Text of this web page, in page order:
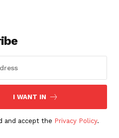
I WANT IN
and accept the Privacy Policy.